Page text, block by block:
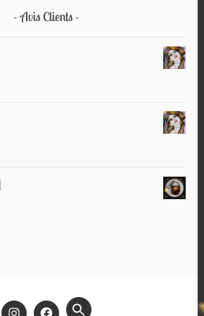
Avis Clients
SEARCH